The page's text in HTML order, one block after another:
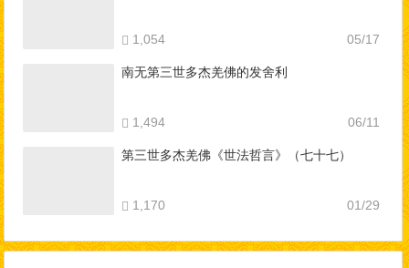
05/17
1,054
南无第三世多杰羌佛的发舍利
06/11
1,494
第三世多杰羌佛《世法哲言》（七十七）
01/29
1,170